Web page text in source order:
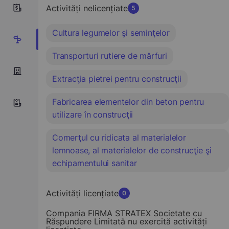
10
Activități nelicențiate 5
Cultura legumelor şi seminţelor
Transporturi rutiere de mărfuri
Extracţia pietrei pentru construcţii
Fabricarea elementelor din beton pentru
utilizare în construcţii
Comerţul cu ridicata al materialelor
lemnoase, al materialelor de construcţie şi
echipamentului sanitar
Activități licențiate 0
Compania FIRMA STRATEX Societate cu
Răspundere Limitată nu exercită activități